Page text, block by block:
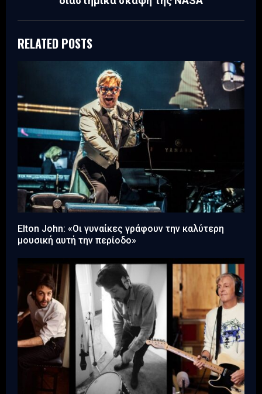
RELATED POSTS
Elton John: «Οι γυναίκες γράφουν την καλύτερη
μουσική αυτή την περίοδο»